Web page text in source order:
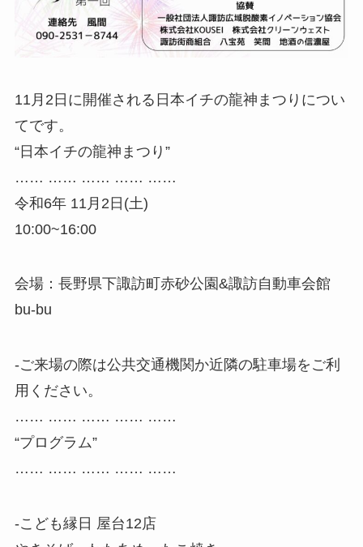
11月2日に開催される日本イチの龍神まつりについ
てです。
“日本イチの龍神まつり”
…… …… …… …… ……
令和6年 11月2日(土)
10:00~16:00
会場：長野県下諏訪町赤砂公園&諏訪自動車会館
bu-bu
-ご来場の際は公共交通機関か近隣の駐車場をご利
用ください。
…… …… …… …… ……
“プログラム”
…… …… …… …… ……
-こども縁日 屋台12店